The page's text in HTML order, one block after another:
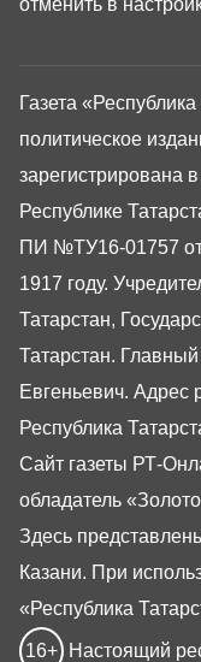
Газета
политическое
зарегистрирована
Республике
ПИ №ТУ16-01757 от
1917 году.
Татарстан,
Татарстан.
Евгеньевич. Адрес
Республика
Сайт газеты РТ-
обладатель
Здесь
Казани. При
«Республика
16+ Настоящий
отменить в